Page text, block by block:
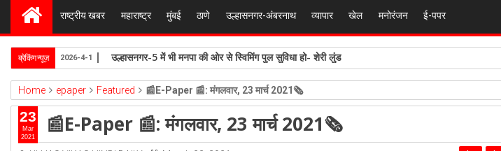
राष्ट्रीय खबर महाराष्ट्र मुंबई ठाणे उल्हासनगर-अंबरनाथ व्यापार खेल मनोरंजन ई-पपर
ब्रेकिंग न्यूज़ परोपकार सेवा समिति ने जरूरतमंदों में बाँटी गर्माहट, पुण्यतिथि पर उमड़ा मानवीय सहभाव
2025-12-9
Home epaper Featured 📰E-Paper 📰: मंगलवार, 23 मार्च 2021🗞
📰E-Paper 📰: मंगलवार, 23 मार्च 2021🗞
23
Mar
2021